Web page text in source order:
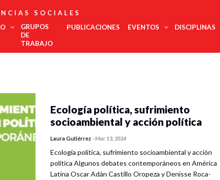
SOCIALES
Centro Sur
Metropolitana
GRUPOS
DE
TRABAJO
PUBLICACIONES EVENTOS DISCIPLINAS
Ciencia Política
Comunicación
Geografía
Eduardo
Vega López
Congreso
De Estudios
Latinoamericanos
Del Mundo
Incorporación
Del
Instituto De
Y
Gobernanza
Ecología política, sufrimiento
socioambiental y acción política
Laura Gutiérrez -Mar 13, 2024
Ecología política, sufrimiento socioambiental y acción
política Algunos debates contemporáneos en América
Latina Oscar Adán Castillo Oropeza y Denisse Roca-